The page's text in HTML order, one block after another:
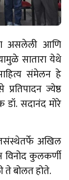
असलेली आणि
सातारा येथे
संमेलन हे
ज्येष्ठ
सदानंद मोरे
अखिल
विनोद कुलकर्णी
ते बोलत होते.